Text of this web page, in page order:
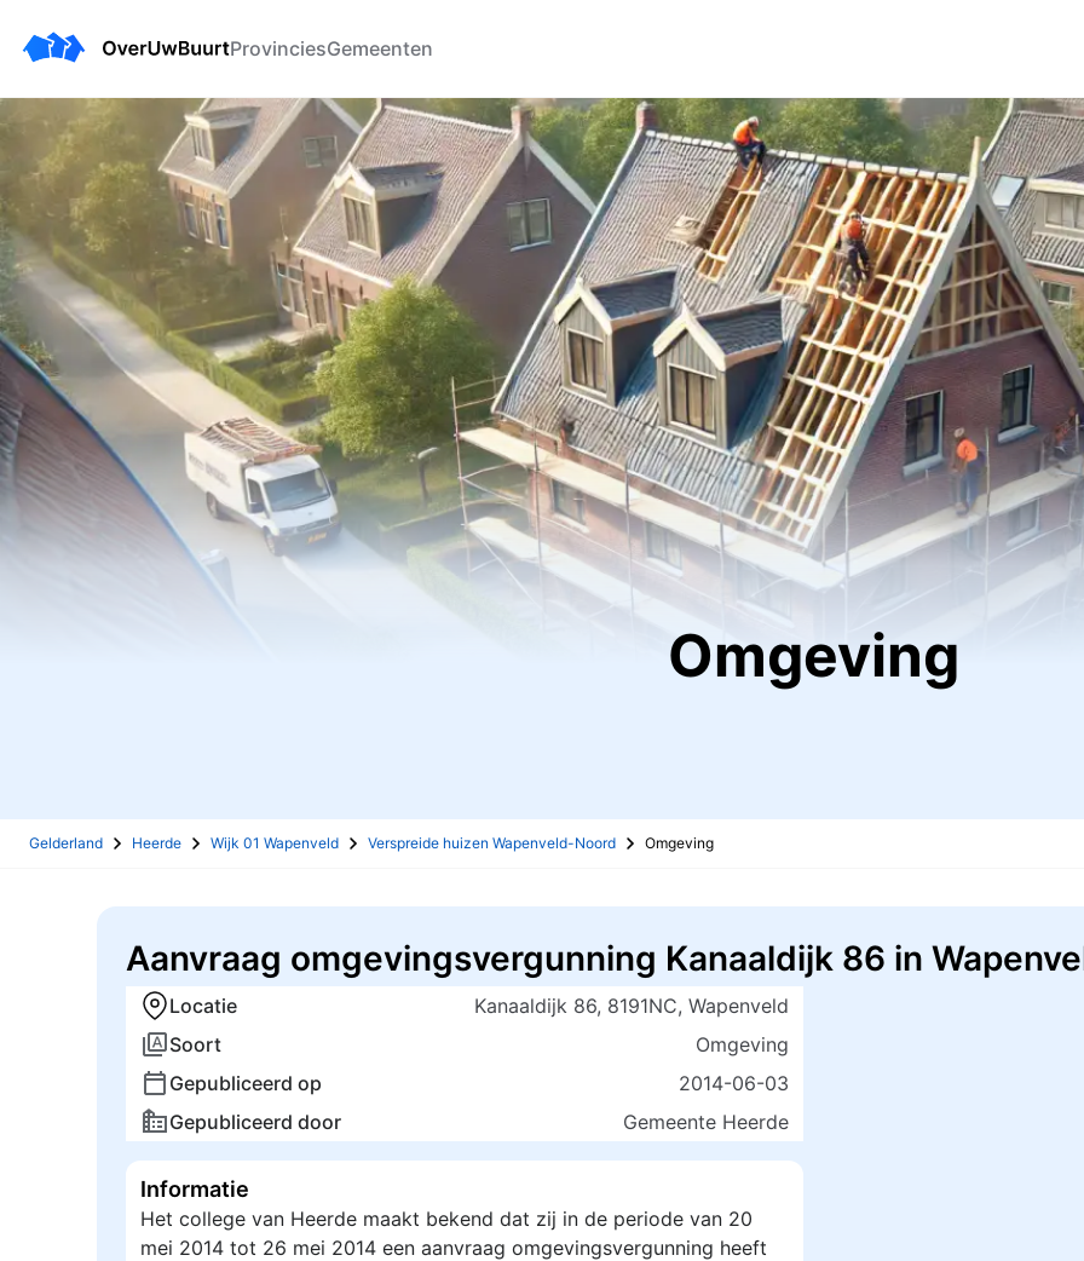
ProvinciesGemeenten
Omgeving
Gelderland Heerde Wijk 01 Wapenveld Verspreide huizen Wapenveld-Noord Omgeving
Aanvraag omgevingsvergunning Kanaaldijk 86 in
Locatie
Kanaaldijk 86, 8191NC, Wapenveld
Soort
Omgeving
Gepubliceerd op
2014-06-03
Gepubliceerd door
Gemeente Heerde
Informatie
Het college van Heerde maakt bekend dat zij in de periode van 20
mei 2014 tot 26 mei 2014 een aanvraag omgevingsvergunning heeft